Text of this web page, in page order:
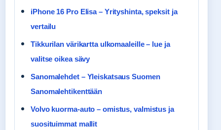
iPhone 16 Pro Elisa – Yrityshinta, speksit ja
vertailu
Tikkurilan värikartta ulkomaaleille – lue ja
valitse oikea sävy
Sanomalehdet – Yleiskatsaus Suomen
Sanomalehtikenttään
Volvo kuorma-auto – omistus, valmistus ja
suosituimmat mallit